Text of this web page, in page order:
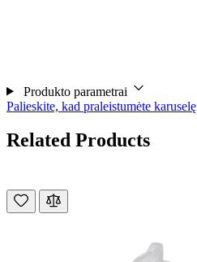
Produkto parametrai
Palieskite, kad praleistumėte karuselę
Related Products